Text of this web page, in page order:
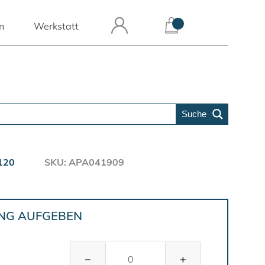
Werkstatt
Suche
SKU: APA041909
AUFGEBEN
− +